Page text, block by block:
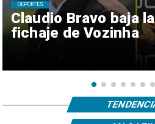
Claudio Bravo baja
fichaje de Vozinha
DEPORTES